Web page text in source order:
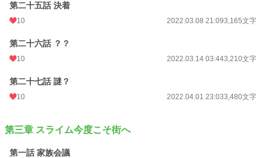
第二十五話 決着
10 2022.03.08 21:093,165文字
第二十六話 ？？
10 2022.03.14 03:443,210文字
第二十七話 謎？
10 2022.04.01 23:033,480文字
第三章 スライム今度こそ街へ
第一話 家族会議